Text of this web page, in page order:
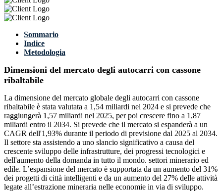
Sommario
Indice
Metodologia
Dimensioni del mercato degli autocarri con cassone
ribaltabile
La dimensione del mercato globale degli autocarri con cassone
ribaltabile è stata valutata a 1,54 miliardi nel 2024 e si prevede che
raggiungerà 1,57 miliardi nel 2025, per poi crescere fino a 1,87
miliardi entro il 2034. Si prevede che il mercato si espanderà a un
CAGR dell'1,93% durante il periodo di previsione dal 2025 al 2034.
Il settore sta assistendo a uno slancio significativo a causa del
crescente sviluppo delle infrastrutture, dei progressi tecnologici e
dell'aumento della domanda in tutto il mondo. settori minerario ed
edile. L’espansione del mercato è supportata da un aumento del 31%
dei progetti di città intelligenti e da un aumento del 27% delle attività
legate all’estrazione mineraria nelle economie in via di sviluppo.